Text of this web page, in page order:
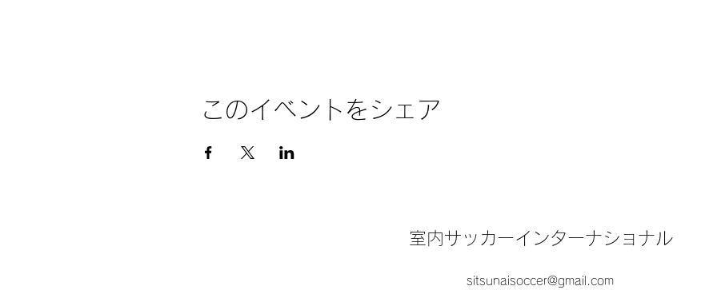
このイベントをシェア
室内サッカーインターナショナル
sitsunaisoccer@gmail.com